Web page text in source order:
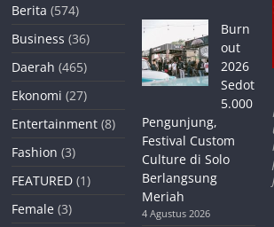
Berita (574)
Business (36)
Daerah (465)
Ekonomi (27)
Entertainment (8)
Fashion (3)
FEATURED (1)
Female (3)
Burn
out
2026
Sedot
5.000
Pengunjung,
Festival Custom
Culture di Solo
Berlangsung
Meriah
4 Agustus 2026